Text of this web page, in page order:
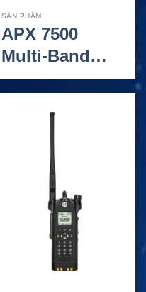
SẢN PHẨM
APX 7500
Multi-Band
Mobile Radio –
Bộ Đàm Di
Động P25 Đa
Băng Tần